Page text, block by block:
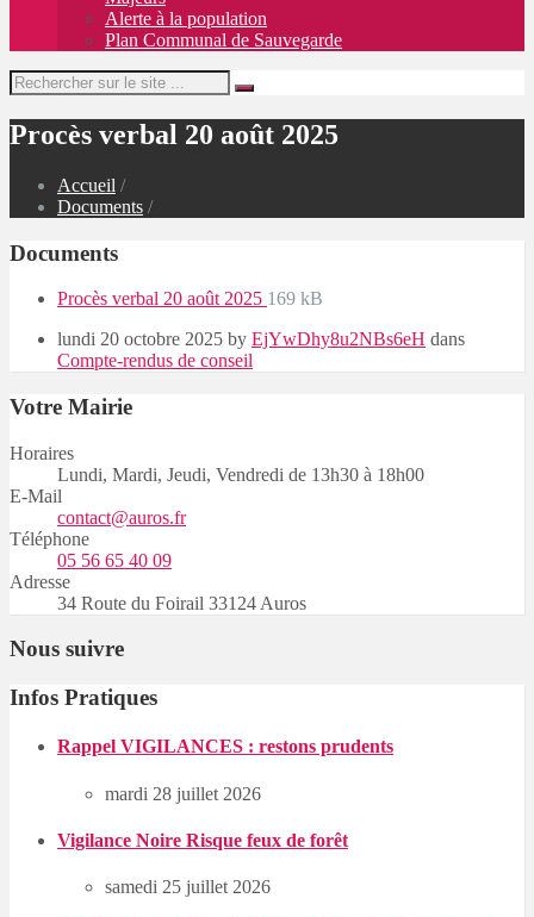
Alerte à la population
Plan Communal de Sauvegarde
Search:
Procès verbal 20 août 2025
Accueil /
Documents /
Documents
Procès verbal 20 août 2025 File
pdf
File
169 kB
lundi 20 octobre 2025 by EjYwDhy8u2NBs6eH dans
Compte-rendus de conseil
Votre Mairie
Horaires
Lundi, Mardi, Jeudi, Vendredi de 13h30 à 18h00
E-Mail
contact@auros.fr
Téléphone
05 56 65 40 09
Adresse
34 Route du Foirail 33124 Auros
Nous suivre
Infos Pratiques
Rappel VIGILANCES : restons prudents
mardi 28 juillet 2026
Vigilance Noire Risque feux de forêt
samedi 25 juillet 2026